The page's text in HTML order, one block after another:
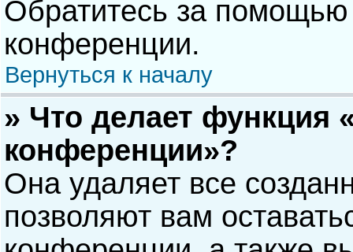
Обратитесь за помощью
конференции.
Вернуться к началу
» Что делает функция
конференции»?
Она удаляет все
позволяют вам